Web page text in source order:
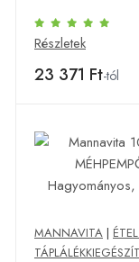
problémákra,
db)
Részletek
23 371 Ft-tól
MANNAVITA |